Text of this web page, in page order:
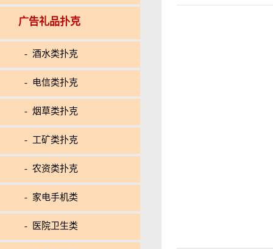
广告礼品扑克
- 酒水类扑克
- 电信类扑克
- 烟草类扑克
- 工矿类扑克
- 农资类扑克
- 家电手机类
- 医院卫生类